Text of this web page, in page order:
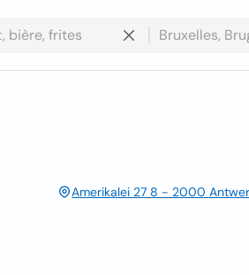
Amerikalei 27 8 - 2000